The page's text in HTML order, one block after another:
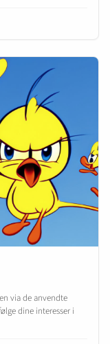
via de anvendte
dine interesser i